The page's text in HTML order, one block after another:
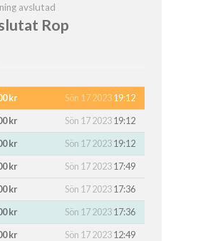
avslutad
Rop
kr Sön 17 202319:12
kr Sön 17 202319:12
kr Sön 17 202319:12
kr Sön 17 202317:49
kr Sön 17 202317:36
kr Sön 17 202317:36
kr Sön 17 202312:49